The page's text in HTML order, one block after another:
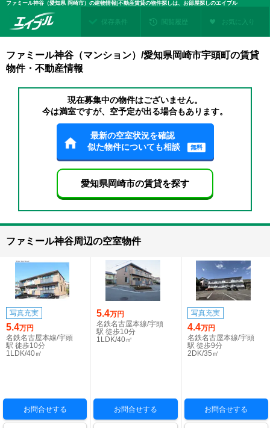
ファミール神谷（愛知県 岡崎市）の建物情報|不動産賃貸の物件探しは、お部屋探しのエイブル
保存条件 閲覧履歴 お気に入り
ファミール神谷（マンション）/愛知県岡崎市宇頭町の賃貸
物件・不動産情報
現在募集中の物件はございません。
今は満室ですが、空予定が出る場合もあります。
最新の空室状況を確認
似た物件についても相談
無料
愛知県岡崎市の賃貸を探す
ファミール神谷周辺の空室物件
写真充実
5.4万円
名鉄名古屋本線/宇頭
駅 徒歩10分
1LDK/40㎡
お問合せする
5.4万円
名鉄名古屋本線/宇頭
駅 徒歩10分
1LDK/40㎡
お問合せする
写真充実
4.4万円
名鉄名古屋本線/宇頭
駅 徒歩9分
2DK/35㎡
お問合せする